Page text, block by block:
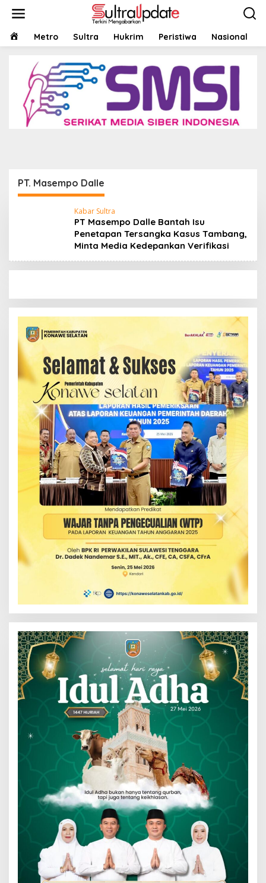
HOMEMetro Sultra Hukrim Peristiwa Nasional
Bisnis ,Headline,Hukrim,Nasional,Pariwara ,Ragam
Sultra
PT Masempo Dalle Bantah Isu Penetapan
Tersangka Kasus Tambang, Minta Media
Kedepankan Verifikasi
15 Maret 2026
PT. Masempo Dalle
Kabar Sultra
PT Masempo Dalle Bantah Isu
Penetapan Tersangka Kasus Tambang,
Minta Media Kedepankan Verifikasi